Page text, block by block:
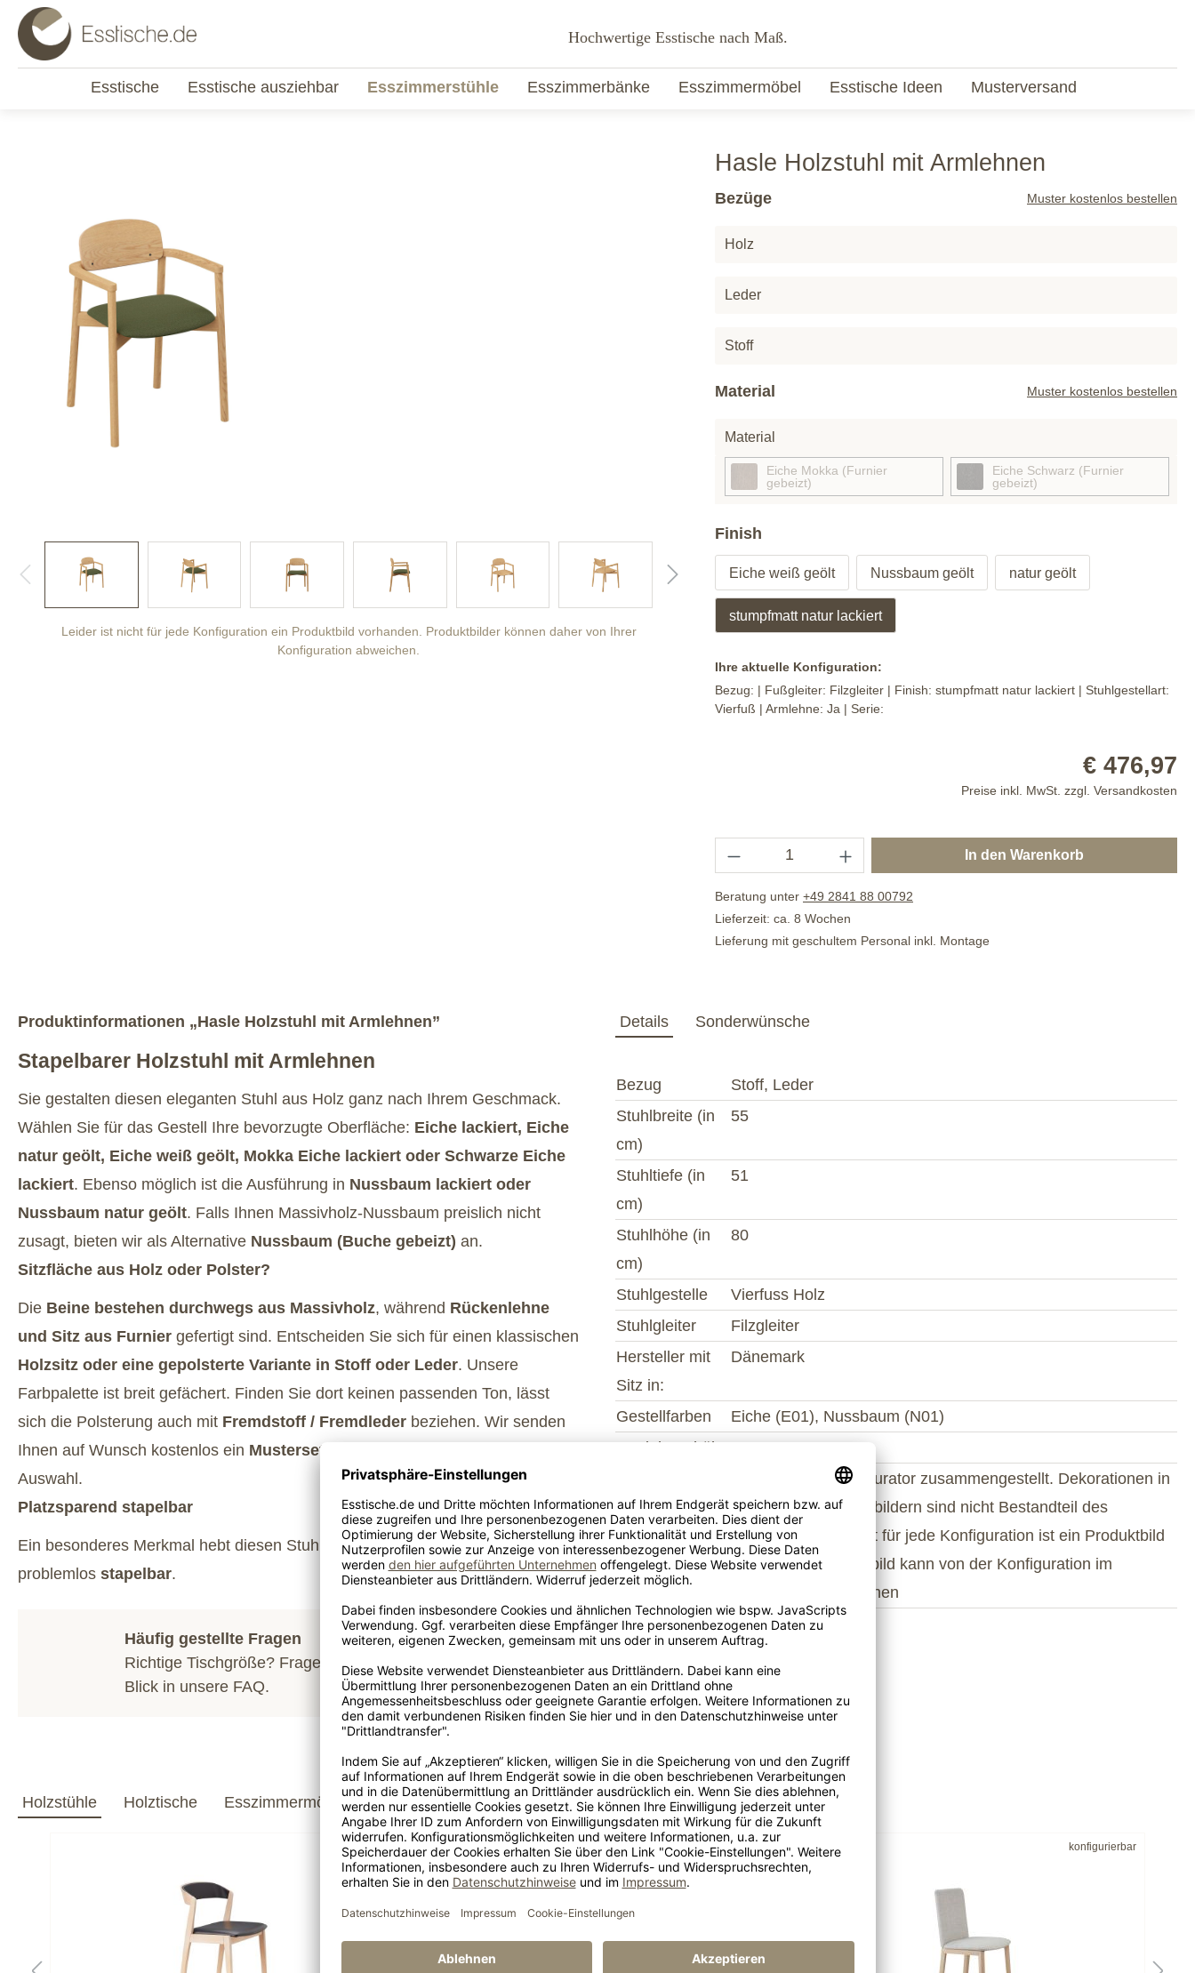
Hochwertige Esstische nach Maß.
Esstische Esstische ausziehbar Esszimmerstühle Esszimmerbänke Esszimmermöbel Esstische Ideen Musterversand
Leider ist nicht für jede Konfiguration ein Produktbild vorhanden. Produktbilder können daher von Ihrer
Konfiguration abweichen.
Hasle Holzstuhl mit Armlehnen
Bezüge Muster kostenlos bestellen
Holz
Leder
Stoff
Material Muster kostenlos bestellen
Material
Eiche Mokka (Furnier
gebeizt)
Eiche Schwarz (Furnier
gebeizt)
Finish
Eiche weiß geölt Nussbaum geölt natur geölt
stumpfmatt natur lackiert
Ihre aktuelle Konfiguration:
Bezug: | Fußgleiter: Filzgleiter | Finish: stumpfmatt natur lackiert | Stuhlgestellart:
Vierfuß | Armlehne: Ja | Serie:
€ 476,97
Preise inkl. MwSt. zzgl. Versandkosten
In den Warenkorb
Beratung unter +49 2841 88 00792
Lieferzeit: ca. 8 Wochen
Lieferung mit geschultem Personal inkl. Montage
Produktinformationen „Hasle Holzstuhl mit Armlehnen”
Stapelbarer Holzstuhl mit Armlehnen
Sie gestalten diesen eleganten Stuhl aus Holz ganz nach Ihrem Geschmack.
Wählen Sie für das Gestell Ihre bevorzugte Oberfläche: Eiche lackiert, Eiche
natur geölt, Eiche weiß geölt, Mokka Eiche lackiert oder Schwarze Eiche
lackiert. Ebenso möglich ist die Ausführung in Nussbaum lackiert oder
Nussbaum natur geölt. Falls Ihnen Massivholz-Nussbaum preislich nicht
zusagt, bieten wir als Alternative Nussbaum (Buche gebeizt) an.
Sitzfläche aus Holz oder Polster?
Die Beine bestehen durchwegs aus Massivholz, während Rückenlehne
und Sitz aus Furnier gefertigt sind. Entscheiden Sie sich für einen klassischen
Holzsitz oder eine gepolsterte Variante in Stoff oder Leder. Unsere
Farbpalette ist breit gefächert. Finden Sie dort keinen passenden Ton, lässt
sich die Polsterung auch mit Fremdstoff / Fremdleder beziehen. Wir senden
Ihnen auf Wunsch kostenlos ein Musterset
Auswahl.
Platzsparend stapelbar
Ein besonderes Merkmal hebt diesen Stuhl hervor: Er ist trotz derArmlehnen
problemlos stapelbar.
Häufig gestellte Fragen
Richtige Tischgröße? Fragen zum Holz? Werfen Sie einen
Blick in unsere FAQ.
Details Sonderwünsche
Bezug
Stoff, Leder
Stuhlbreite (in
cm)
55
Stuhltiefe (in
cm)
51
Stuhlhöhe (in
cm)
80
Stuhlgestelle
Vierfuss Holz
Stuhlgleiter
Filzgleiter
Hersteller mit
Sitz in:
Dänemark
Gestellfarben
Eiche (E01), Nussbaum (N01)
Armlehnenhöhe
Möbel wie im Konfigurator zusammengestellt. Dekorationen in
Produkt- oder Milieubildern sind nicht Bestandteil des
Lieferumfangs. Nicht für jede Konfiguration ist ein Produktbild
vorhanden. Produktbild kann von der Konfiguration im
Konfigurator abweichen
Holzstühle Holztische Esszimmermöbel
konfigurierbar konfigurierbar konfigurierbar